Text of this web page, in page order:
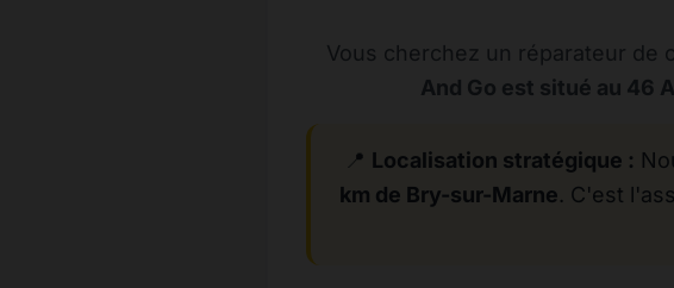
Vous cherchez un réparateur de
And Go est situé au 46
📍 Localisation stratégique :
km de Bry-sur-Marne. C'est